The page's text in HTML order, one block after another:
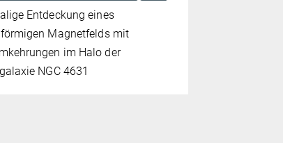
Entdeckung eines
Magnetfelds mit
im Halo der
NGC 4631